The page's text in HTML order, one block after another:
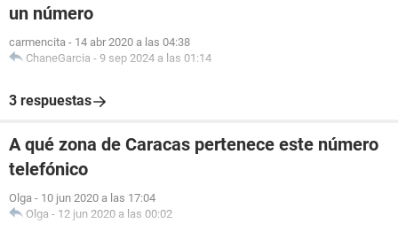
un número
carmencita - 14 abr 2020 a las 04:38
ChaneGarcia - 9 sep 2024 a las 01:14
3 respuestas
A qué zona de Caracas pertenece este número
telefónico
Olga - 10 jun 2020 a las 17:04
Olga - 12 jun 2020 a las 00:02